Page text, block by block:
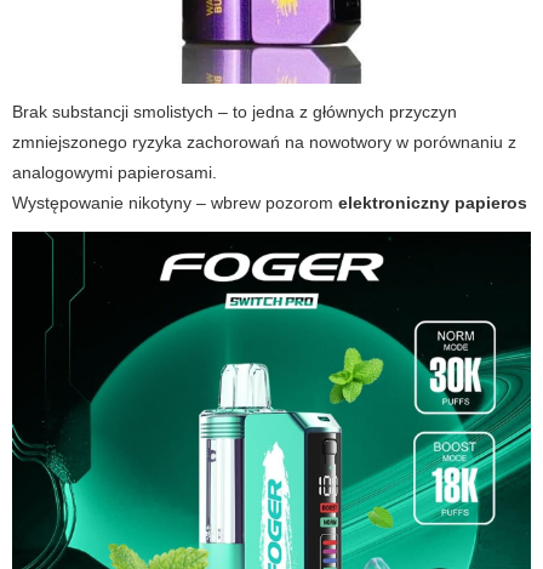
Brak substancji smolistych – to jedna z głównych przyczyn
zmniejszonego ryzyka zachorowań na nowotwory w porównaniu z
analogowymi papierosami.
Występowanie nikotyny – wbrew pozorom elektroniczny papieros